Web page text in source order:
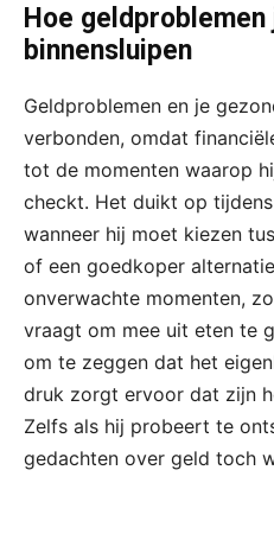
Hoe
binnensluipen
Geldproblemen en je
verbonden, omdat
tot de momenten waarop
checkt. Het duikt op
wanneer hij moet kiezen
of een goedkoper
onverwachte momenten,
vraagt om mee uit eten te
om te zeggen dat het
druk zorgt ervoor dat zijn
Zelfs als hij probeert te
gedachten over geld toch